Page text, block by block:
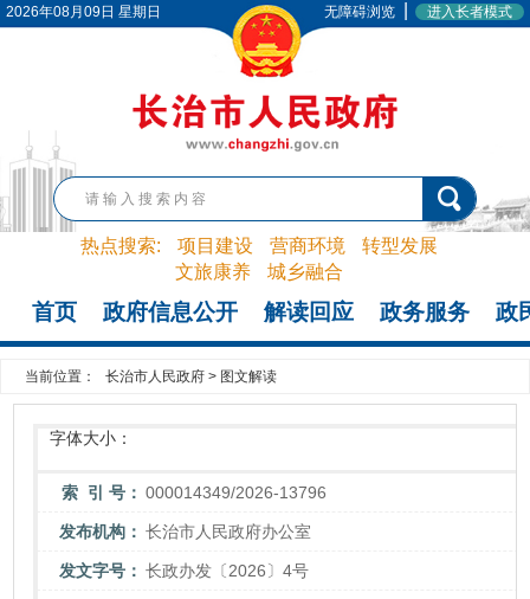
2026年08月09日 星期日 无障碍浏览 进入长者模式
热点搜索: 项目建设 营商环境
转型发展
文旅康养
城乡融合
首页 政府信息公开 解读回应 政务服务 政
当前位置： 长治市人民政府 > 图文解读
字体大小：
索 引 号： 000014349/2026-13796
发布机构： 长治市人民政府办公室
发文字号： 长政办发〔2026〕4号